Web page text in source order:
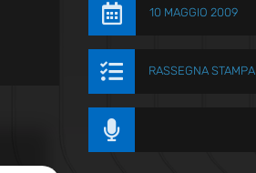
 10 MAGGIO 2009
 RASSEGNA STAMPA
